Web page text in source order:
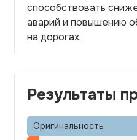
способствовать
аварий и повышению
на дорогах.
Результаты
Оригинальность